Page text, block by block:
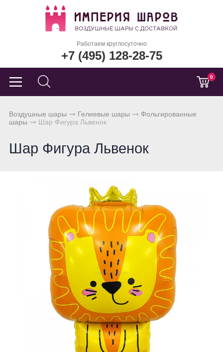
Работаем круглосуточно
+7 (495) 128-28-75
0
Воздушные шары Гелиевые шары
Фольгированные
шары
Шар Фигура Львенок
Шар Фигура Львенок